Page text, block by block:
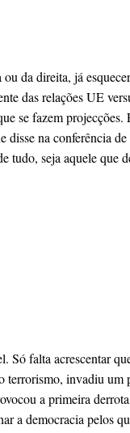
da direita, já
das relações UE
se fazem
na conferência
seja aquele que
falta acrescentar
terrorismo, invadiu
a primeira
a democracia pelos